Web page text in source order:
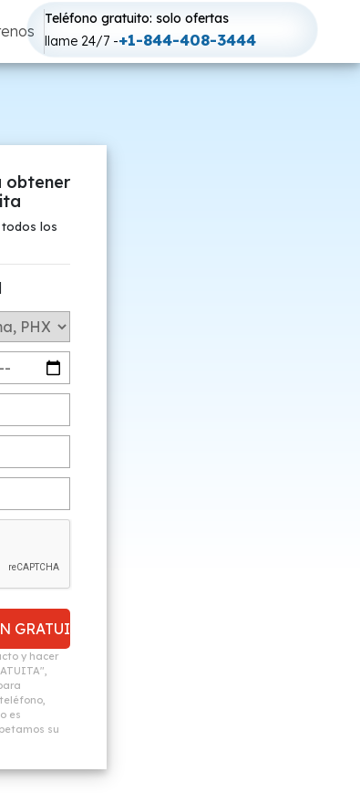
Teléfono gratuito: solo ofertas
llame 24/7 -+1-844-408-3444
obtener
los
y hacer
es
su